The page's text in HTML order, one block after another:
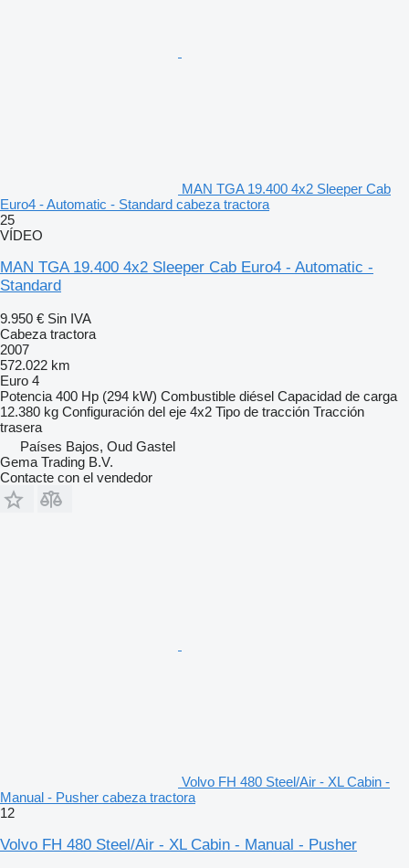
MAN TGA 19.400 4x2 Sleeper Cab
Euro4 - Automatic - Standard cabeza tractora
25
VÍDEO
MAN TGA 19.400 4x2 Sleeper Cab Euro4 - Automatic -
Standard
9.950 € Sin IVA
Cabeza tractora
2007
572.022 km
Euro 4
Potencia 400 Hp (294 kW) Combustible diésel Capacidad de carga
12.380 kg Configuración del eje 4x2 Tipo de tracción Tracción
trasera
Países Bajos, Oud Gastel
Gema Trading B.V.
Contacte con el vendedor
Volvo FH 480 Steel/Air - XL Cabin -
Manual - Pusher cabeza tractora
12
Volvo FH 480 Steel/Air - XL Cabin - Manual - Pusher